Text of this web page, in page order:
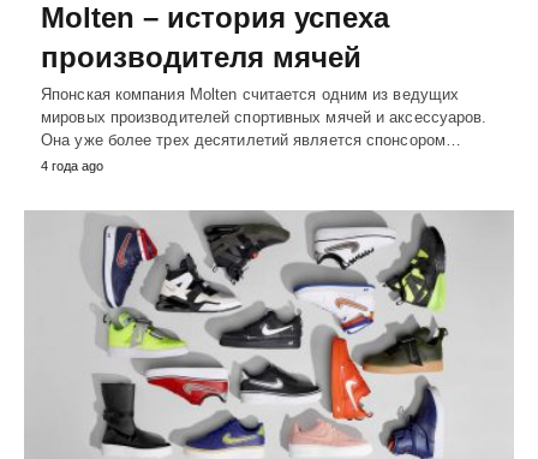
Molten – история успеха
производителя мячей
Японская компания Molten считается одним из ведущих
мировых производителей спортивных мячей и аксессуаров.
Она уже более трех десятилетий является спонсором…
4 года ago